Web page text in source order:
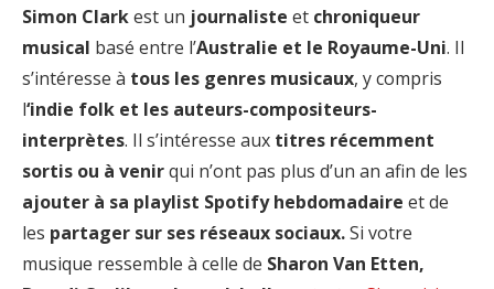
Simon Clarkest un journaliste et chroniqueur
musical basé entre l’Australie et le Royaume-Uni. Il
s’intéresse à tous les genres musicaux, y compris
l‘indie folk et les auteurs-compositeurs-
interprètes. Il s’intéresse aux titres récemment
sortis ou à venirqui n’ont pas plus d’un an afin de les
ajouter à sa playlist Spotify hebdomadaire et de
les partager sur ses réseaux sociaux.Si votre
musique ressemble à celle de Sharon Van Etten,